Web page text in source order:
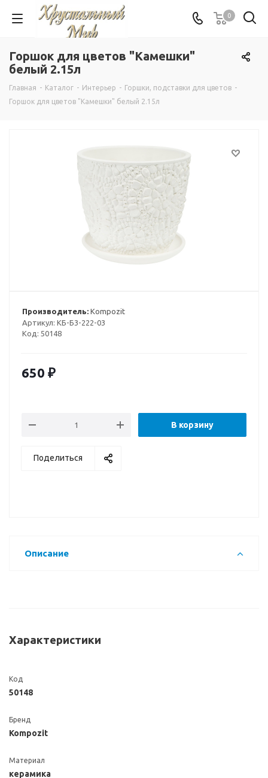
0
Горшок для цветов "Камешки"
белый 2.15л
Главная - Каталог - Интерьер - Горшки, подставки для цветов -
Горшок для цветов "Камешки" белый 2.15л
Производитель: Kompozit
Артикул: КБ-Б3-222-03
Код: 50148
650 ₽
В корзину
Поделиться
Описание
Характеристики
Код
50148
Бренд
Kompozit
Материал
керамика